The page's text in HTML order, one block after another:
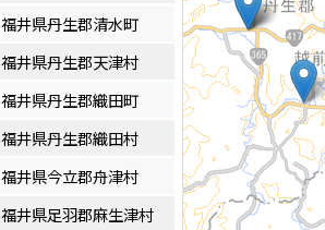
福井県丹生郡清水町
福井県丹生郡天津村
福井県丹生郡織田町
福井県丹生郡織田村
福井県今立郡舟津村
福井県足羽郡麻生津村